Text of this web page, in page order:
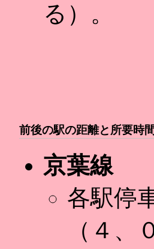
る）。
前後の駅の距離と所要時間
京葉線
各駅停
（４